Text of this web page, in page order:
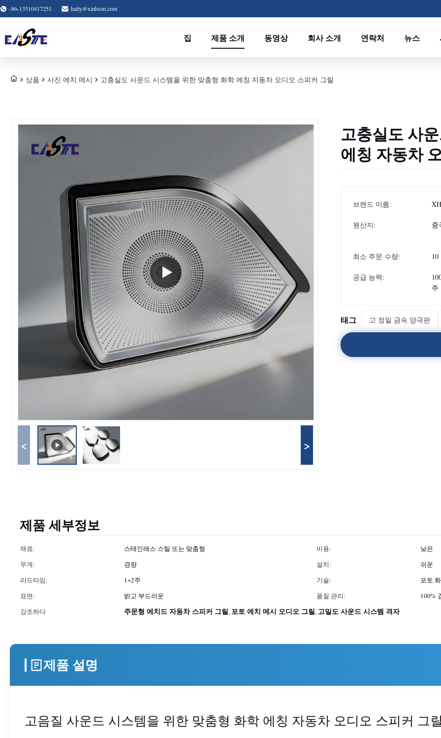
-86-13510417251 haily@xinhsen.com
집 제품 소개 동영상 회사 소개 연락처 뉴스
상품 사진 에치 메시 고충실도 사운드 시스템을 위한 맞춤형 화학 에칭 자동차 오디오 스피커 그릴
< >
고충실도 사
에칭 자동차
브랜드 이름:
원산지: 중
최소 주문 수량: 10
공급 능력:
주
태그 고 정밀 금속 양극판
제품 세부정보
재료: 스테인레스 스틸 또는 맞춤형 비용:
낮은
무게:
경량 설치:
쉬운
리드타임:
1~2주 기술:
포토
표면:
밝고 부드러운 품질 관리:
100%
강조하다
주문형 에치드 자동차 스피커 그릴, 포토 에치 메시 오디오 그릴, 고밀도 사운드 시스템 격자
제품 설명
고음질 사운드 시스템을 위한 맞춤형 화학 에칭 자동차 오디오 스피커 그릴